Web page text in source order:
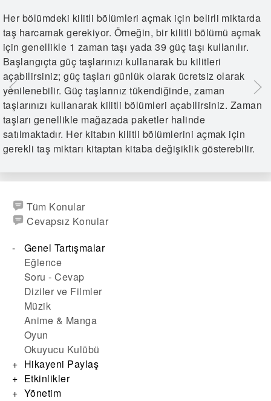
Her bölümdeki kilitli bölümleri açmak için belirli miktarda
taş harcamak gerekiyor. Örneğin, bir kilitli bölümü açmak
için genellikle 1 zaman taşı yada 39 güç taşı kullanılır.
Başlangıçta güç taşlarınızı kullanarak bu kilitleri
açabilirsiniz; güç taşları günlük olarak ücretsiz olarak
yenilenebilir. Güç taşlarınız tükendiğinde, zaman
taşlarınızı kullanarak kilitli bölümleri açabilirsiniz. Zaman
taşları genellikle mağazada paketler halinde
satılmaktadır. Her kitabın kilitli bölümlerini açmak için
gerekli taş miktarı kitaptan kitaba değişiklik gösterebilir.
Tüm Konular
Cevapsız Konular
Genel Tartışmalar
Eğlence
Soru - Cevap
Diziler ve Filmler
Müzik
Anime & Manga
Oyun
Okuyucu Kulübü
Hikayeni Paylaş
Etkinlikler
Yönetim